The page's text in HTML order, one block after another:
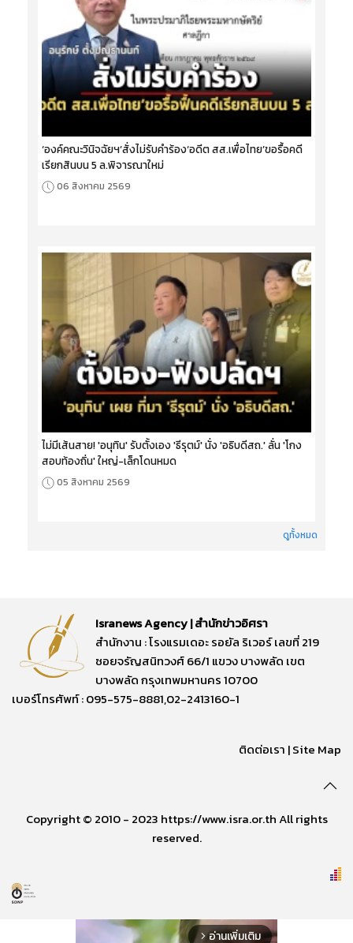
‘องค์คณะวินิจฉัยฯ’สั่งไม่รับคำร้อง‘อดีต สส.เพื่อไทย’ขอรื้อคดี
เรียกสินบน 5 ล.พิจารณาใหม่
06 สิงหาคม 2569
ไม่มีเส้นสาย! 'อนุทิน' รับตั้งเอง 'ธีรุตม์' นั่ง 'อธิบดีสถ.' ลั่น 'โกง
สอบท้องถิ่น' ใหญ่-เล็กโดนหมด
05 สิงหาคม 2569
ดูทั้งหมด
Isranews Agency | สำนักข่าวอิศรา
สำนักงาน : โรงแรมเดอะ รอยัล ริเวอร์ เลขที่ 219
ซอยจรัญสนิทวงศ์ 66/1 แขวง บางพลัด เขต
บางพลัด กรุงเทพมหานคร 10700
เบอร์โทรศัพท์ : 095-575-8881,02-2413160-1
ติดต่อเรา |Site Map
Copyright © 2010 - 2023 https://www.isra.or.th All rights
reserved.
arrow_forward_ios อ่านเพิ่มเติม